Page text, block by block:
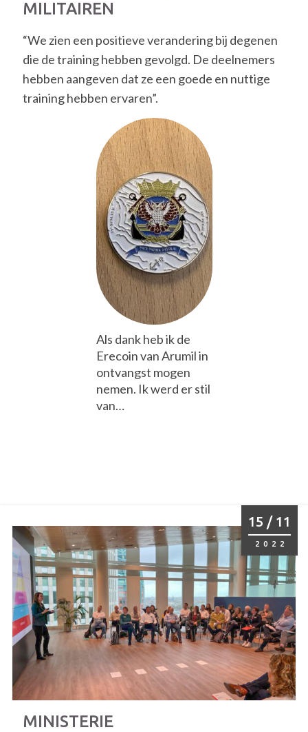
MILITAIREN
“We zien een positieve verandering bij degenen
die de training hebben gevolgd. De deelnemers
hebben aangeven dat ze een goede en nuttige
training hebben ervaren”.
Als dank heb ik de
Erecoin van Arumil in
ontvangst mogen
nemen. Ik werd er stil
van…
15 / 11
2022
MINISTERIE